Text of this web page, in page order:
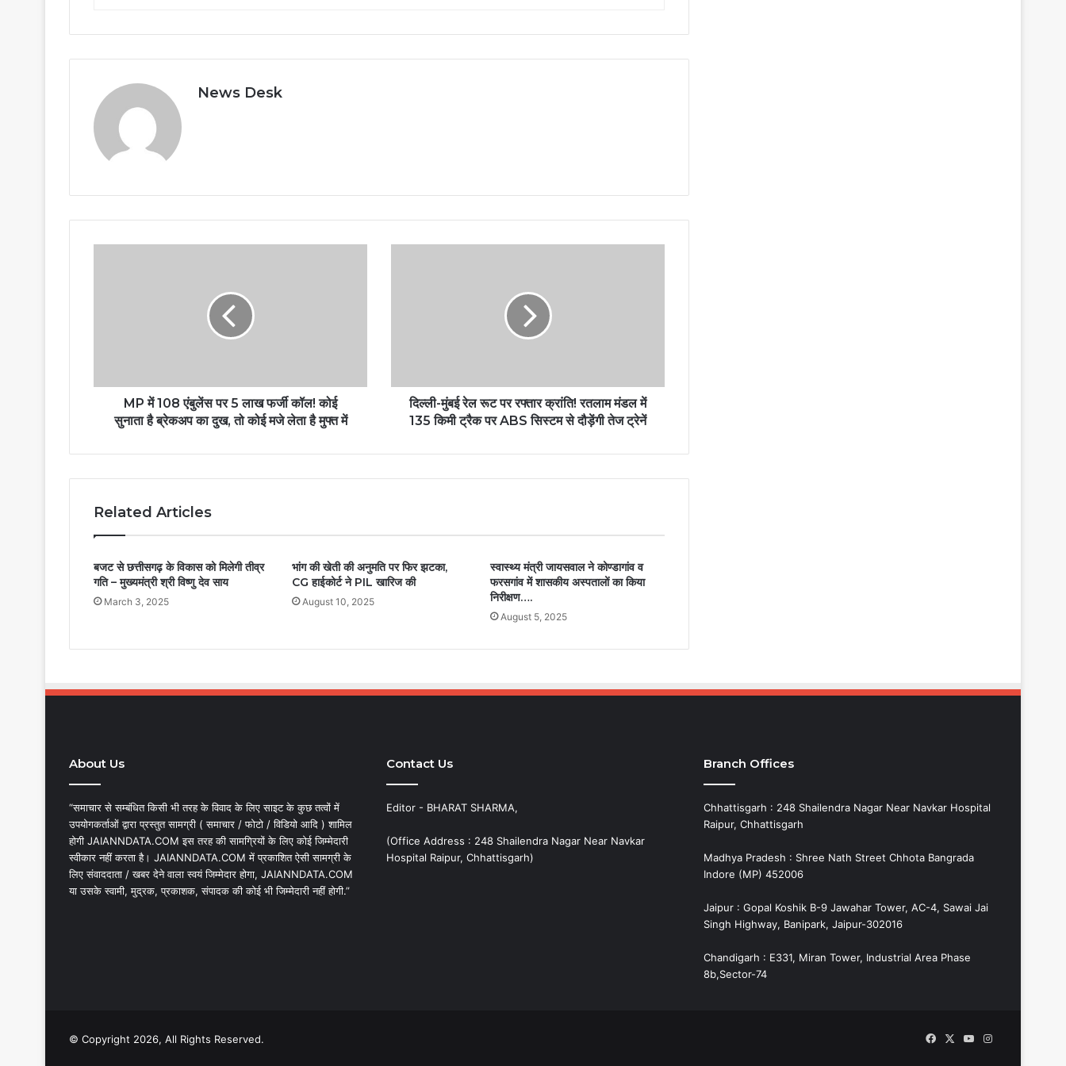
News Desk
MP में 108 एंबुलेंस पर 5 लाख फर्जी कॉल! कोई
सुनाता है ब्रेकअप का दुख, तो कोई मजे लेता है मुफ्त में
दिल्ली-मुंबई रेल रूट पर रफ्तार क्रांति! रतलाम मंडल में
135 किमी ट्रैक पर ABS सिस्टम से दौड़ेंगी तेज ट्रेनें
Related Articles
बजट से छत्तीसगढ़ के विकास को मिलेगी तीव्र
गति – मुख्यमंत्री श्री विष्णु देव साय
March 3, 2025
भांग की खेती की अनुमति पर फिर झटका,
CG हाईकोर्ट ने PIL खारिज की
August 10, 2025
स्वास्थ्य मंत्री जायसवाल ने कोण्डागांव व
फरसगांव में शासकीय अस्पतालों का किया
निरीक्षण….
August 5, 2025
About Us
“समाचार से सम्बंधित किसी भी तरह के विवाद के लिए साइट के कुछ तत्वों में
उपयोगकर्ताओं द्वारा प्रस्तुत सामग्री ( समाचार / फोटो / विडियो आदि ) शामिल
होगी JAIANNDATA.COM इस तरह की सामग्रियों के लिए कोई जिम्मेदारी
स्वीकार नहीं करता है। JAIANNDATA.COM में प्रकाशित ऐसी सामग्री के
लिए संवाददाता / खबर देने वाला स्वयं जिम्मेदार होगा, JAIANNDATA.COM
या उसके स्वामी, मुद्रक, प्रकाशक, संपादक की कोई भी जिम्मेदारी नहीं होगी.”
Contact Us
Editor - BHARAT SHARMA,
(Office Address : 248 Shailendra Nagar Near Navkar
Hospital Raipur, Chhattisgarh)
Branch Offices
Chhattisgarh : 248 Shailendra Nagar Near Navkar Hospital
Raipur, Chhattisgarh
Madhya Pradesh : Shree Nath Street Chhota Bangrada
Indore (MP) 452006
Jaipur : Gopal Koshik B-9 Jawahar Tower, AC-4, Sawai Jai
Singh Highway, Banipark, Jaipur-302016
Chandigarh : E331, Miran Tower, Industrial Area Phase
8b,Sector-74
© Copyright 2026, All Rights Reserved. Facebook
X YouTubeInstagram